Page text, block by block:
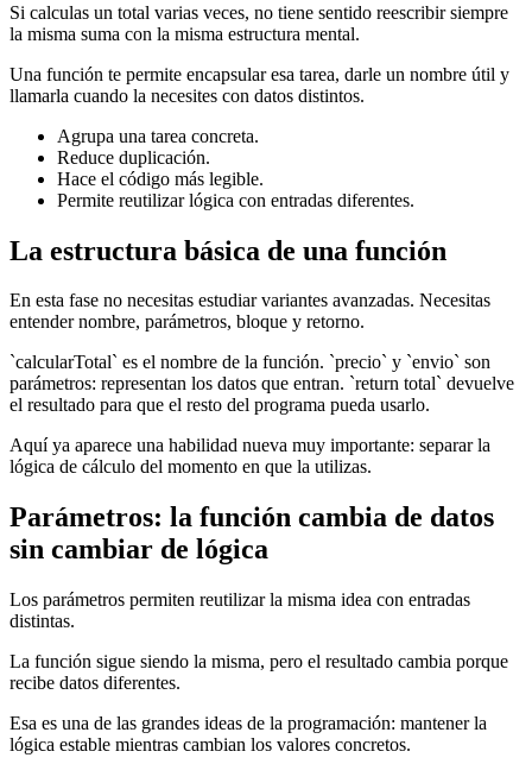
Si calculas un total varias veces, no tiene sentido reescribir siempre
la misma suma con la misma estructura mental.
Una función te permite encapsular esa tarea, darle un nombre útil y
llamarla cuando la necesites con datos distintos.
Agrupa una tarea concreta.
Reduce duplicación.
Hace el código más legible.
Permite reutilizar lógica con entradas diferentes.
La estructura básica de una función
En esta fase no necesitas estudiar variantes avanzadas. Necesitas
entender nombre, parámetros, bloque y retorno.
`calcularTotal` es el nombre de la función. `precio` y `envio` son
parámetros: representan los datos que entran. `return total` devuelve
el resultado para que el resto del programa pueda usarlo.
Aquí ya aparece una habilidad nueva muy importante: separar la
lógica de cálculo del momento en que la utilizas.
Parámetros: la función cambia de datos
sin cambiar de lógica
Los parámetros permiten reutilizar la misma idea con entradas
distintas.
La función sigue siendo la misma, pero el resultado cambia porque
recibe datos diferentes.
Esa es una de las grandes ideas de la programación: mantener la
lógica estable mientras cambian los valores concretos.